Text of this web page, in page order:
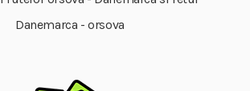
Danemarca - orsova